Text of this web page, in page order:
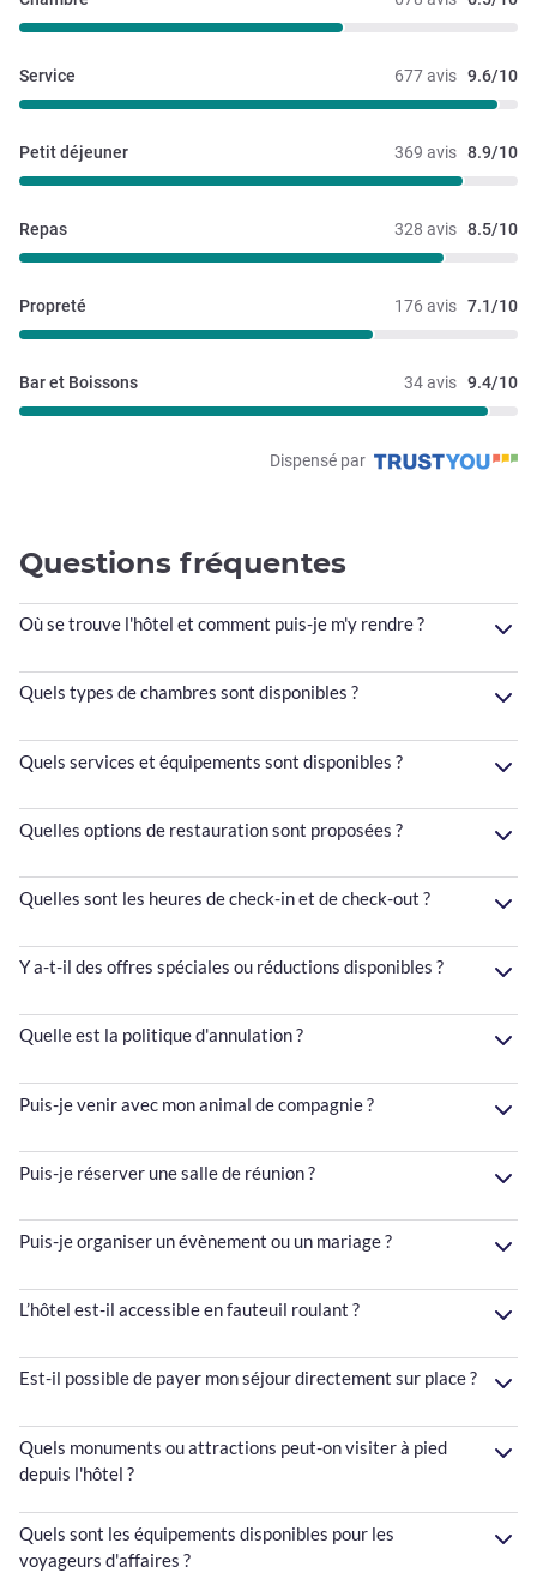
677 avis 9.6/10
Service
369 avis 8.9/10
Petit déjeuner
328 avis 8.5/10
Repas
176 avis 7.1/10
Propreté
34 avis 9.4/10
Bar et Boissons
Dispensé par
Questions fréquentes
Où se trouve l'hôtel et comment puis-je m'y rendre ?
Quels types de chambres sont disponibles ?
Quels services et équipements sont disponibles ?
Quelles options de restauration sont proposées ?
Quelles sont les heures de check-in et de check-out ?
Y a-t-il des offres spéciales ou réductions disponibles ?
Quelle est la politique d'annulation ?
Puis-je venir avec mon animal de compagnie ?
Puis-je réserver une salle de réunion ?
Puis-je organiser un évènement ou un mariage ?
L’hôtel est-il accessible en fauteuil roulant ?
Est-il possible de payer mon séjour directement sur place ?
Quels monuments ou attractions peut-on visiter à pied
depuis l'hôtel ?
Quels sont les équipements disponibles pour les
voyageurs d'affaires ?